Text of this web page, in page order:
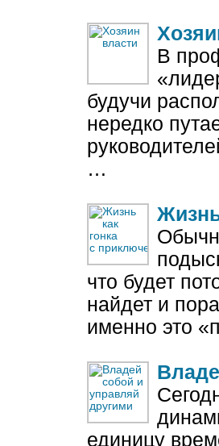
В
будучи
нередко
…
что будет
найдет и
именно это
единицу